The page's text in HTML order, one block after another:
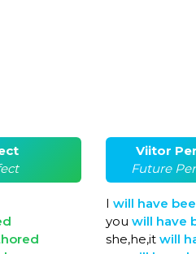
Viitor
Future
I will have
you will have
she,he,it will